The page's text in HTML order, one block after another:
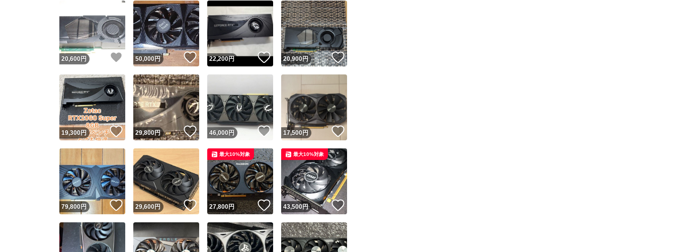
ユーザーの実績について
Yahoo!フリマが定めた一定の基準を満たしたユーザーにバッジを付与しています
安心取引出品者
安心取引出品者 Yahoo!フリマの基準をクリアした安心・安全なユーザーです
取引実績
取引実績◯+ このユーザーはYahoo!フリマの取引を完了させた実績があります
この商品の情報をコピーします
商品画像の無断転載は禁止されています
コピーは1商品につき1回です
20,600 円 いいね！
50,000円 いいね！
22,200円 いいね！
20,900円 いいね！
19,300円 いいね！
29,800円 いいね！
46,000 円 いいね！
17,500円
79,800 円 いいね！
29,600円 いいね！
27,800円 いいね！
最大10%対象
43,500円 いいね！
最大10%対象